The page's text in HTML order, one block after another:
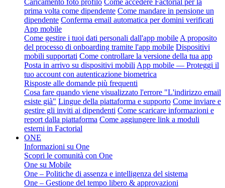
prima volta come dipendente Come mandare in pensione un
dipendente Conferma email automatica per domini verificati
App mobile
Come gestire i tuoi dati personali dall'app mobile A proposito
del processo di onboarding tramite l'app mobile Dispositivi
mobili supportati Come controllare la versione della tua app
Posta in arrivo su dispositivi mobili App mobile — Proteggi il
tuo account con autenticazione biometrica
Risposte alle domande più frequenti
Cosa fare quando viene visualizzato l'errore "L'indirizzo email
esiste già" Lingue della piattaforma e supporto Come inviare e
gestire gli inviti ai dipendenti Come scaricare informazioni e
report dalla piattaforma Come aggiungere link a moduli
esterni in Factorial
ONE
Informazioni su One
Scopri le comunità con One
One su Mobile
One – Politiche di assenza e intelligenza del sistema
One – Gestione del tempo libero & approvazioni